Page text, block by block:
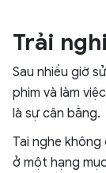
Trải
Sau nhiều giờ
phim và làm
là sự cân bằng.
Tai nghe
ở một hạng